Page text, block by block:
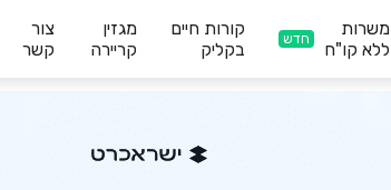
משרות
ללא קו"ח
חדש
קורות חיים
בקליק
מגזין
קריירה
צור
קשר